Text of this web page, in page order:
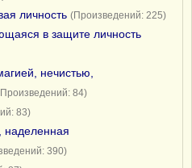
личность (Произведений: 225)
в защите личность
нечистью,
84)
83)
наделенная
390)